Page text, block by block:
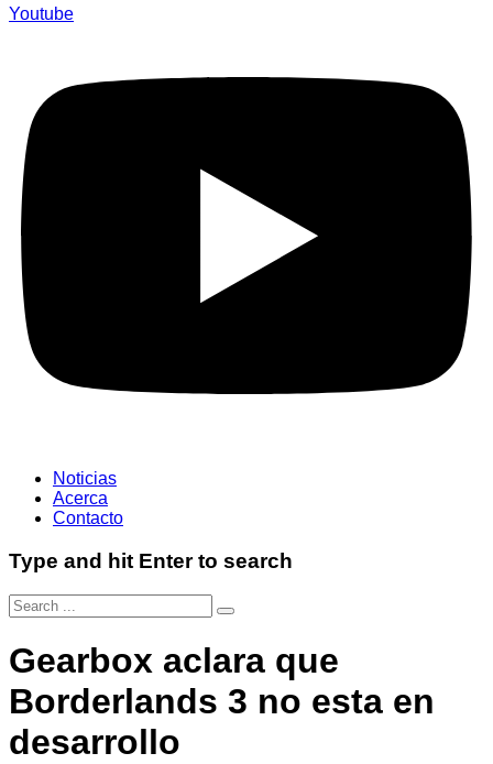
Youtube
Noticias
Acerca
Contacto
Type and hit Enter to search
Gearbox aclara que
Borderlands 3 no esta en
desarrollo